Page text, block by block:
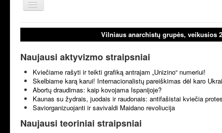
Toggle
Navigation
aktualijos
laisvoji
Vilniaus anarchistų grupės, veikusios
Naujausi aktyvizmo straipsniai
Kviečiame rašyti ir teikti grafiką antrajam „Unizino“ numeriui!
Skelbiame karą karui! Internacionalistų pareiškimas dėl karo
Abortų draudimas: kaip kovojama Ispanijoje?
Kaunas su žydrais, juodais ir raudonais: antifašistai kviečia
Saviorganizuojanti ir savivaldi Maidano revoliucija
Naujausi teoriniai straipsniai